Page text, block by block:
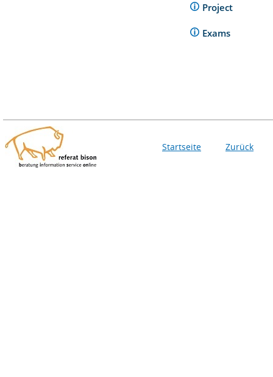
Project
Exams
Startseite Zurück